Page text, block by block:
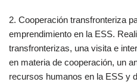
2. Cooperación transfronteriza
emprendimiento en la ESS.
transfronterizas, una visita e
en materia de cooperación, un
recursos humanos en la ESS y